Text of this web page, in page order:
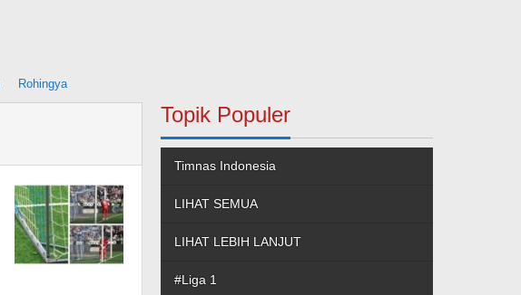
Rohingya
Topik Populer
Timnas Indonesia
LIHAT SEMUA
LIHAT LEBIH LANJUT
#Liga 1